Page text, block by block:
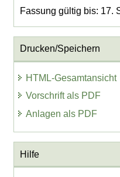
Fassung gültig bis: 17.
Drucken/Speichern
HTML-Gesamtansicht
Vorschrift als PDF
Anlagen als PDF
Hilfe